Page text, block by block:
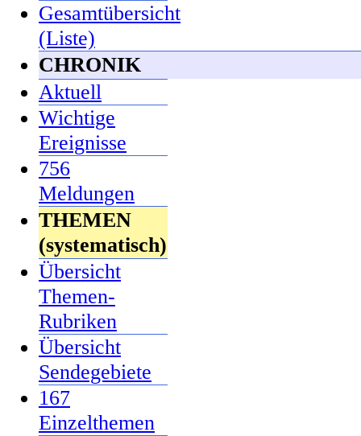
Gesamtübersicht
(Liste)
CHRONIK
Aktuell
Wichtige
Ereignisse
756
Meldungen
THEMEN
(systematisch)
Übersicht
Themen-
Rubriken
Übersicht
Sendegebiete
167
Einzelthemen